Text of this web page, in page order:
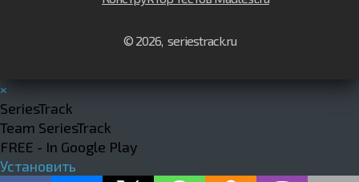
© 2026, seriestrack.ru
×
SeriesTrack
Team SeriesTrack
FREE - In Google Play
Установить